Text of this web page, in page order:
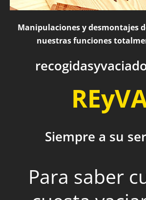
Manipulaciones y desmontajes
nuestras funciones
Siempre a su
Para saber